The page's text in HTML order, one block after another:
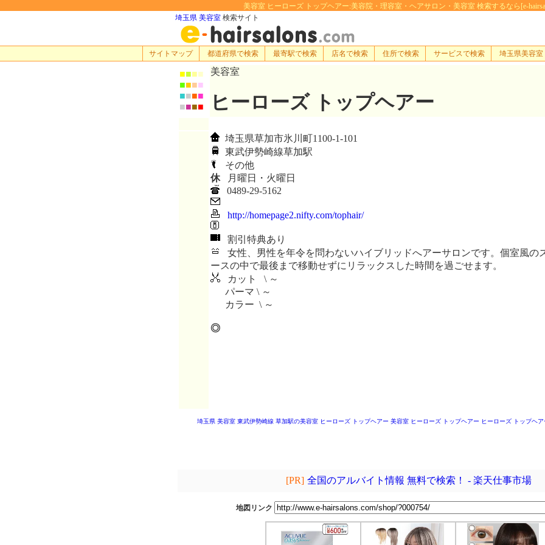
美容室 ヒーローズ トップヘアー:美容院・理容室・ヘアサロン・美容室 検索するなら[e-
埼玉県 美容室 検索サイト
サイトマップ 都道府県で検索 最寄駅で検索 店名で検索 住所で検索 サービスで検索 埼玉県美容室
■■■■
■■■■
■■■■
■■■■
美容室
ヒーローズ トップヘアー
埼玉県草加市氷川町1100-1-101
東武伊勢崎線草加駅
その他
休月曜日・火曜日
0489-29-5162
http://homepage2.nifty.com/tophair/
割引特典あり
女性、男性を年令を問わないハイブリッドへアーサロンです。個室風の
ースの中で最後まで移動せずにリラックスした時間を過ごせます。
カット \ ～
パーマ \ ～
カラー \ ～
◎
埼玉県 美容室 東武伊勢崎線 草加駅の美容室 ヒーローズ トップヘアー 美容室 ヒーローズ トップヘアー ヒーローズ トップヘア
[PR] 全国のアルバイト情報 無料で検索！ - 楽天仕事市場
地図リンク